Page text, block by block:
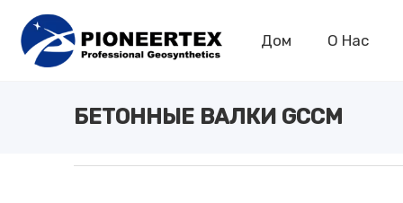
Дом О Hас
БЕТОННЫЕ ВАЛКИ GCCM